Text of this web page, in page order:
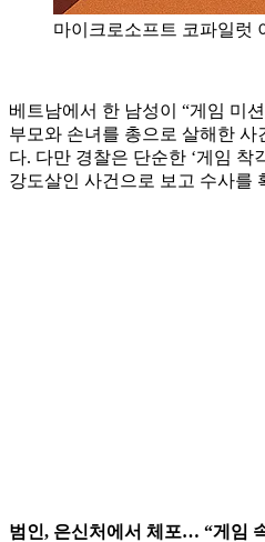
마이크로소프트 코파일럿
베트남에서 한 남성이 “게임 미
부모와 손녀를 총으로 살해한 사
다. 다만 경찰은 단순한 ‘게임 착
강도살인 사건으로 보고 수사를
범인, 은신처에서 체포… “게임